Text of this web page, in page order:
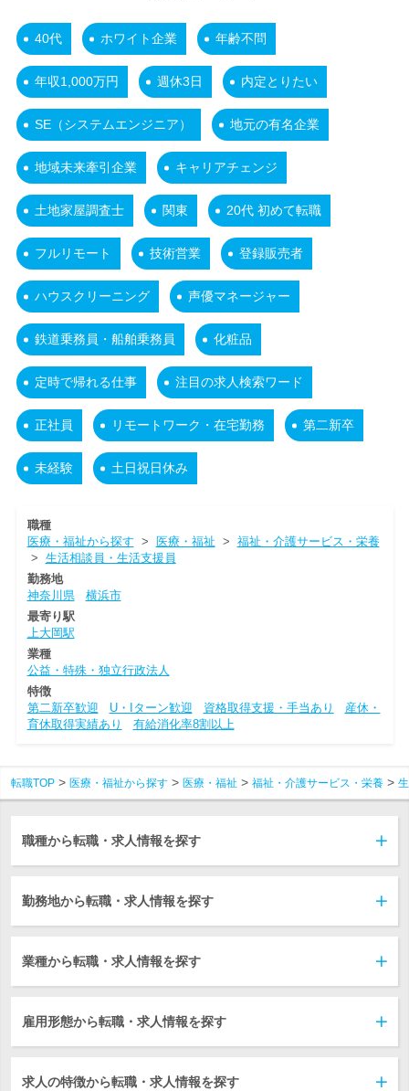
40代 ホワイト企業 年齢不問
年収1,000万円 週休3日 内定とりたい
SE（システムエンジニア） 地元の有名企業
地域未来牽引企業 キャリアチェンジ
土地家屋調査士 関東 20代 初めて転職
フルリモート 技術営業 登録販売者
ハウスクリーニング 声優マネージャー
鉄道乗務員・船舶乗務員 化粧品
定時で帰れる仕事 注目の求人検索ワード
正社員 リモートワーク・在宅勤務 第二新卒
未経験 土日祝日休み
職種
医療・福祉から探す > 医療・福祉 > 福祉・介護サービス・栄養
> 生活相談員・生活支援員
勤務地
神奈川県
横浜市
最寄り駅
上大岡駅
業種
公益・特殊・独立行政法人
特徴
第二新卒歓迎
U・Iターン歓迎 資格取得支援・手当あり
産休・
育休取得実績あり
有給消化率8割以上
転職TOP 医療・福祉から探す 医療・福祉 福祉・介護サービス・栄養
職種から転職・求人情報を探す
勤務地から転職・求人情報を探す
業種から転職・求人情報を探す
雇用形態から転職・求人情報を探す
求人の特徴から転職・求人情報を探す